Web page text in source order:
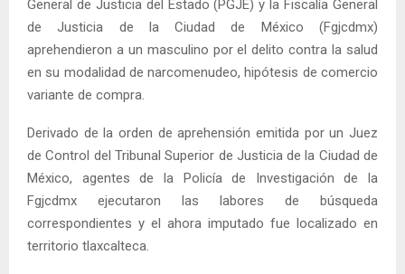
General de Justicia del Estado (PGJE) y la Fiscalía General
de Justicia de la Ciudad de México (Fgjcdmx)
aprehendieron a un masculino por el delito contra la salud
en su modalidad de narcomenudeo, hipótesis de comercio
variante de compra.
Derivado de la orden de aprehensión emitida por un Juez
de Control del Tribunal Superior de Justicia de la Ciudad de
México, agentes de la Policía de Investigación de la
Fgjcdmx ejecutaron las labores de búsqueda
correspondientes y el ahora imputado fue localizado en
territorio tlaxcalteca.